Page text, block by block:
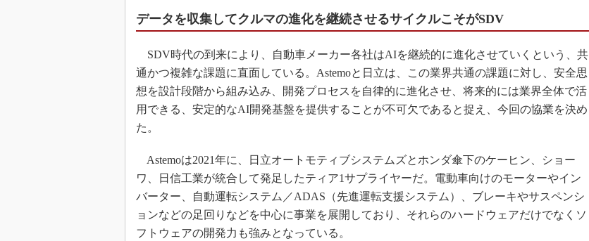
データを収集してクルマの進化を継続させるサイクルこそがSDV
SDV時代の到来により、自動車メーカー各社はAIを継続的に進化させていくという、共
通かつ複雑な課題に直面している。Astemoと日立は、この業界共通の課題に対し、安全思
想を設計段階から組み込み、開発プロセスを自律的に進化させ、将来的には業界全体で活
用できる、安定的なAI開発基盤を提供することが不可欠であると捉え、今回の協業を決め
た。
Astemoは2021年に、日立オートモティブシステムズとホンダ傘下のケーヒン、ショー
ワ、日信工業が統合して発足したティア1サプライヤーだ。電動車向けのモーターやイン
バーター、自動運転システム／ADAS（先進運転支援システム）、ブレーキやサスペンシ
ョンなどの足回りなどを中心に事業を展開しており、それらのハードウェアだけでなくソ
フトウェアの開発力も強みとなっている。